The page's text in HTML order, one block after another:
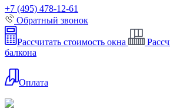
+7 (495) 478-12-61
Обратный звонок
Рассчитать стоимость окна
балкона
Оплата